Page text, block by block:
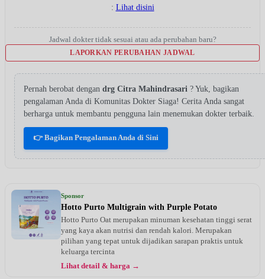
: Lihat disini
Jadwal dokter tidak sesuai atau ada perubahan baru?
LAPORKAN PERUBAHAN JADWAL
Pernah berobat dengan drg Citra Mahindrasari ? Yuk, bagikan
pengalaman Anda di Komunitas Dokter Siaga! Cerita Anda sangat
berharga untuk membantu pengguna lain menemukan dokter terbaik.
👉 Bagikan Pengalaman Anda di Sini
Sponsor
Hotto Purto Multigrain with Purple Potato
Hotto Purto Oat merupakan minuman kesehatan tinggi serat
yang kaya akan nutrisi dan rendah kalori. Merupakan
pilihan yang tepat untuk dijadikan sarapan praktis untuk
keluarga tercinta
Lihat detail & harga →